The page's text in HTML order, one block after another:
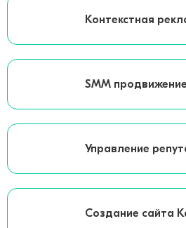
Контекстная
SMM продвижение
Управление
Создание сайта